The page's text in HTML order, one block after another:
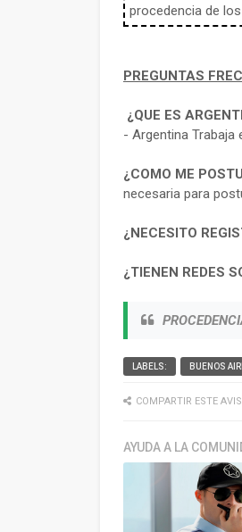
procedencia de
PREGUNTAS
¿QUE ES
- Argentina
¿COMO ME
necesaria para
¿NECESITO
¿TIENEN REDES
LABELS: BUENOS
COMPARTIR ESTE
AYUDA A LA